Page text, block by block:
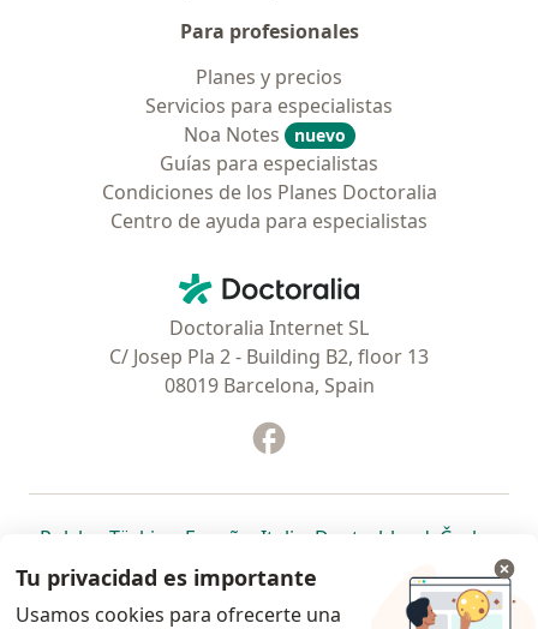
Para profesionales
Planes y precios
Servicios para especialistas
Noa Notes
nuevo
Guías para especialistas
Condiciones de los Planes Doctoralia
Centro de ayuda para especialistas
Doctoralia - Página de inicio
Doctoralia Internet SL
C/ Josep Pla 2 - Building B2, floor 13
08019 Barcelona, Spain
Polska se abre en una nueva pestaña
Türkiye se abre en una nueva pestaña
España se abre en una nueva pestaña
Italia se abre en una nueva
Deutschlandse abre en
Česko
Portugal
se abre en una nueva pestaña
México se abre en una nueva pestaña
Chile se abre en una nueva pestaña
Brasil se abre en una nueva
se abre en
se
se abre en una nueva
Tu privacidad es importante
Usamos cookies para ofrecerte una